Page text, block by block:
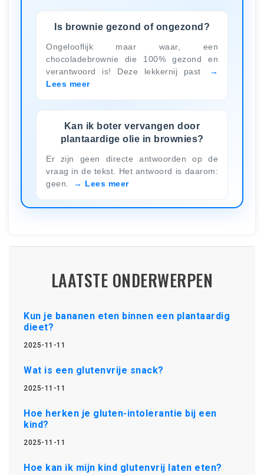
Is brownie gezond of ongezond?
Ongelooflijk maar waar, een
chocoladebrownie die 100% gezond en
verantwoord is! Deze lekkernij past
Lees meer
Kan ik boter vervangen door
plantaardige olie in brownies?
Er zijn geen directe antwoorden op de
vraag in de tekst. Het antwoord is daarom:
geen.
Lees meer
LAATSTE ONDERWERPEN
Kun je bananen eten binnen een plantaardig
dieet?
2025-11-11
Wat is een glutenvrije snack?
2025-11-11
Hoe herken je gluten-intolerantie bij een
kind?
2025-11-11
Hoe kan ik mijn kind glutenvrij laten eten?